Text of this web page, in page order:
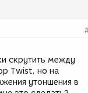
скрутить между
Twist, но на
утоншения в